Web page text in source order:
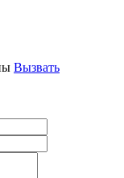
Вызвать